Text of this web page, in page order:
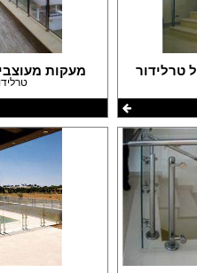
טרלידור מעקות